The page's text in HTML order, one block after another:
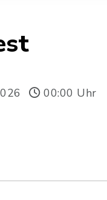
00:00 Uhr